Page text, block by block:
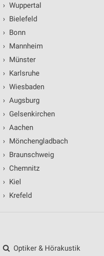
› Wuppertal
› Bielefeld
› Bonn
› Mannheim
› Münster
› Karlsruhe
› Wiesbaden
› Augsburg
› Gelsenkirchen
› Aachen
› Mönchengladbach
› Braunschweig
› Chemnitz
› Kiel
› Krefeld
Optiker & Hörakustik